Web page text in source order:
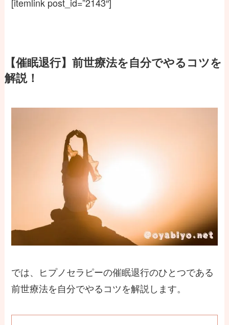
【催眠退行】前世療法を自分でやるコツを
解説！
では、ヒプノセラピーの催眠退行のひとつである
前世療法を自分でやるコツを解説します。